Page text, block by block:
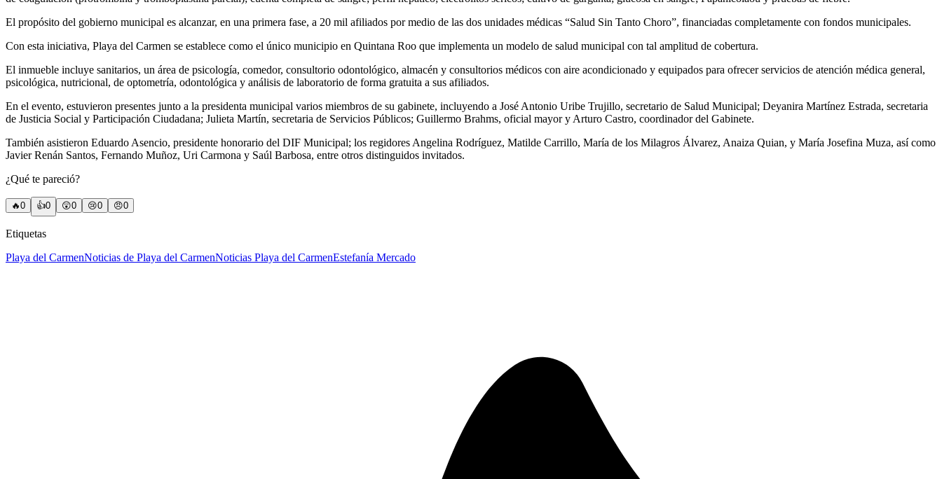
El propósito del gobierno municipal es alcanzar, en una primera fase, a 20 mil afiliados por medio de las dos unidades médicas “Salud Sin Tanto Choro”, financiadas completamente con fondos municipales.
Con esta iniciativa, Playa del Carmen se establece como el único municipio en Quintana Roo que implementa un modelo de salud municipal con tal amplitud de cobertura.
El inmueble incluye sanitarios, un área de psicología, comedor, consultorio odontológico, almacén y consultorios médicos con aire acondicionado y equipados para ofrecer servicios de atención médica general,
psicológica, nutricional, de optometría, odontológica y análisis de laboratorio de forma gratuita a sus afiliados.
En el evento, estuvieron presentes junto a la presidenta municipal varios miembros de su gabinete, incluyendo a José Antonio Uribe Trujillo, secretario de Salud Municipal; Deyanira Martínez Estrada, secretaria
de Justicia Social y Participación Ciudadana; Julieta Martín, secretaria de Servicios Públicos; Guillermo Brahms, oficial mayor y Arturo Castro, coordinador del Gabinete.
También asistieron Eduardo Asencio, presidente honorario del DIF Municipal; los regidores Angelina Rodríguez, Matilde Carrillo, María de los Milagros Álvarez, Anaiza Quian, y María Josefina Muza, así como
Javier Renán Santos, Fernando Muñoz, Uri Carmona y Saúl Barbosa, entre otros distinguidos invitados.
¿Qué te pareció?
🔥0 👍0 😲0 😢0 😠0
Etiquetas
Playa del CarmenNoticias de Playa del CarmenNoticias Playa del CarmenEstefanía Mercado